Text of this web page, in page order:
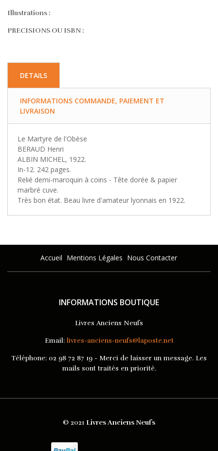
Illustrations :
PRECISIONS OU ISBN :
DETAILS
INFORMATIONS COMMANDE, PAIEMENT ET
LIVRAISON
Le Martyre de l'Obèse
BERAUD Henri
ALBIN MICHEL, 1922.
In-12. 242 pages.
Relié demi-maroquin à coins - Tête dorée & papier
marbré cuve.
Très bon état. Beau livre d'amateur lyonnais en 1922.
Accueil Mentions Légales Nous Contacter
INFORMATIONS BOUTIQUE
Livres Anciens Neufs
Email: livres-anciens-neufs@laposte.net
Téléphone: 02 98 72 87 19 - Merci de laisser un message. Les
mails sont traités en priorité.
© 2021 Livres Anciens Neufs